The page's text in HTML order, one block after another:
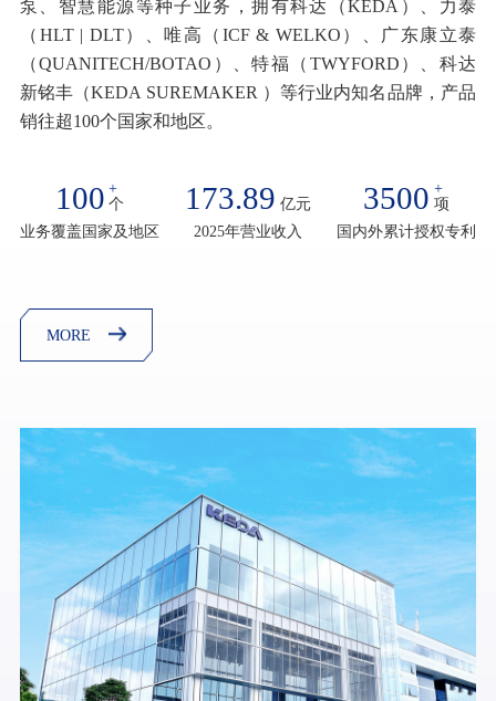
泵、智慧能源等种子业务，拥有科达（KEDA）、力泰
（HLT | DLT）、唯高（ICF & WELKO）、广东康立泰
（QUANITECH/BOTAO）、特福（TWYFORD）、科达
新铭丰（KEDA SUREMAKER ）等行业内知名品牌，产品
销往超100个国家和地区。
100 个
+
业务覆盖国家及地区
173.89 亿元
2025年营业收入
3500 项
+
国内外累计授权专利
MORE